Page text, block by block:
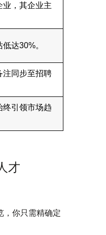
，其企业主
达30%。
注同步至招聘
终引领市场趋
才
，你只需精确定